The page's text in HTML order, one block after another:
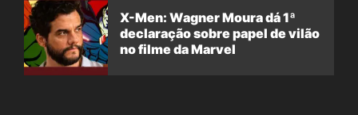
X-Men: Wagner Moura dá 1ª
declaração sobre papel de vilão
no filme da Marvel